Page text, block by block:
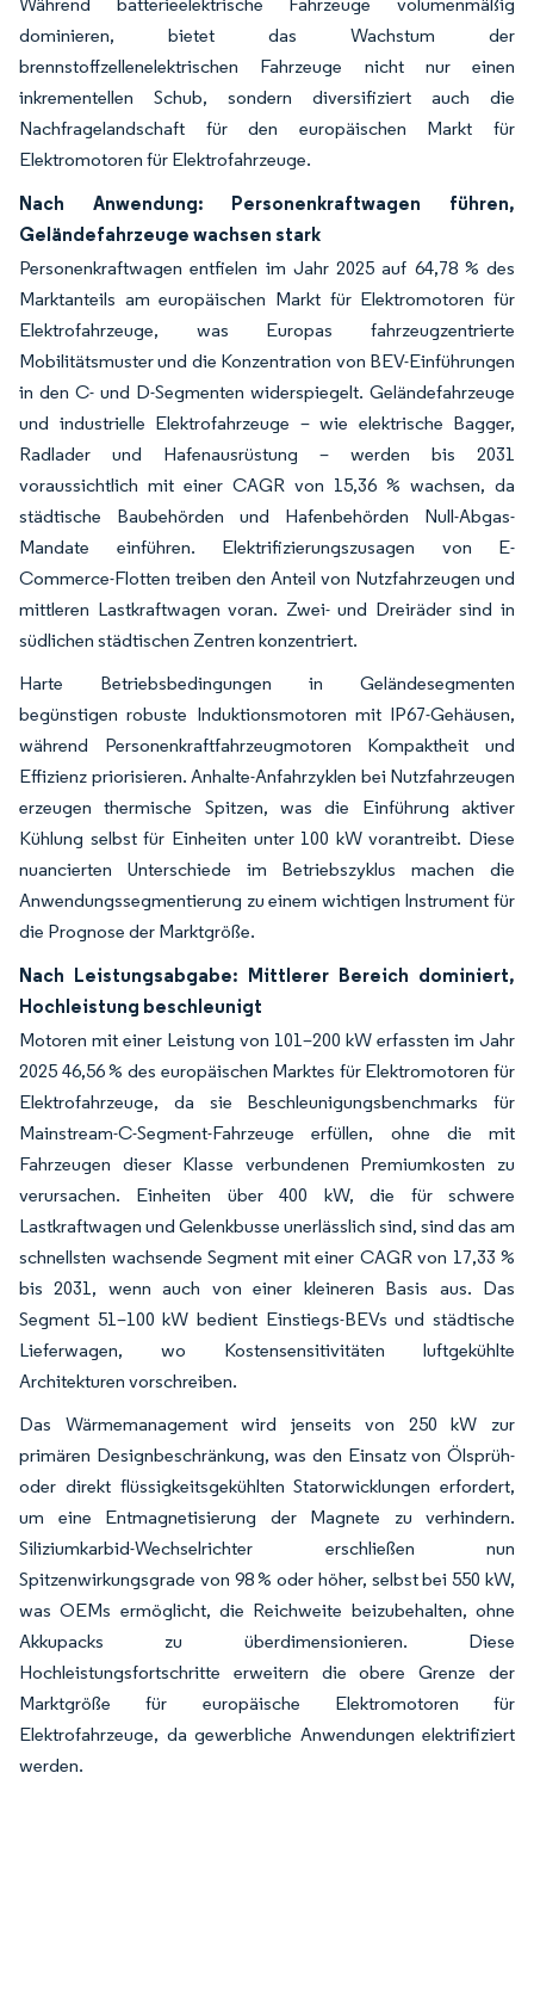
dominieren, bietet das Wachstum der
brennstoffzellenelektrischen Fahrzeuge nicht nur einen
inkrementellen Schub, sondern diversifiziert auch die
Nachfragelandschaft für den europäischen Markt für
Elektromotoren für Elektrofahrzeuge.
Nach Anwendung: Personenkraftwagen führen,
Geländefahrzeuge wachsen stark
Personenkraftwagen entfielen im Jahr 2025 auf 64,78 % des
Marktanteils am europäischen Markt für Elektromotoren für
Elektrofahrzeuge, was Europas fahrzeugzentrierte
Mobilitätsmuster und die Konzentration von BEV-Einführungen
in den C- und D-Segmenten widerspiegelt. Geländefahrzeuge
und industrielle Elektrofahrzeuge – wie elektrische Bagger,
Radlader und Hafenausrüstung – werden bis 2031
voraussichtlich mit einer CAGR von 15,36 % wachsen, da
städtische Baubehörden und Hafenbehörden Null-Abgas-
Mandate einführen. Elektrifizierungszusagen von E-
Commerce-Flotten treiben den Anteil von Nutzfahrzeugen und
mittleren Lastkraftwagen voran. Zwei- und Dreiräder sind in
südlichen städtischen Zentren konzentriert.
Harte Betriebsbedingungen in Geländesegmenten
begünstigen robuste Induktionsmotoren mit IP67-Gehäusen,
während Personenkraftfahrzeugmotoren Kompaktheit und
Effizienz priorisieren. Anhalte-Anfahrzyklen bei Nutzfahrzeugen
erzeugen thermische Spitzen, was die Einführung aktiver
Kühlung selbst für Einheiten unter 100 kW vorantreibt. Diese
nuancierten Unterschiede im Betriebszyklus machen die
Anwendungssegmentierung zu einem wichtigen Instrument für
die Prognose der Marktgröße.
Nach Leistungsabgabe: Mittlerer Bereich dominiert,
Hochleistung beschleunigt
Motoren mit einer Leistung von 101–200 kW erfassten im Jahr
2025 46,56 % des europäischen Marktes für Elektromotoren für
Elektrofahrzeuge, da sie Beschleunigungsbenchmarks für
Mainstream-C-Segment-Fahrzeuge erfüllen, ohne die mit
Fahrzeugen dieser Klasse verbundenen Premiumkosten zu
verursachen. Einheiten über 400 kW, die für schwere
Lastkraftwagen und Gelenkbusse unerlässlich sind, sind das am
schnellsten wachsende Segment mit einer CAGR von 17,33 %
bis 2031, wenn auch von einer kleineren Basis aus. Das
Segment 51–100 kW bedient Einstiegs-BEVs und städtische
Lieferwagen, wo Kostensensitivitäten luftgekühlte
Architekturen vorschreiben.
Das Wärmemanagement wird jenseits von 250 kW zur
primären Designbeschränkung, was den Einsatz von Ölsprüh-
oder direkt flüssigkeitsgekühlten Statorwicklungen erfordert,
um eine Entmagnetisierung der Magnete zu verhindern.
Siliziumkarbid-Wechselrichter erschließen nun
Spitzenwirkungsgrade von 98 % oder höher, selbst bei 550 kW,
was OEMs ermöglicht, die Reichweite beizubehalten, ohne
Akkupacks zu überdimensionieren. Diese
Hochleistungsfortschritte erweitern die obere Grenze der
Marktgröße für europäische Elektromotoren für
Elektrofahrzeuge, da gewerbliche Anwendungen elektrifiziert
werden.